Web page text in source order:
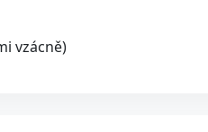
vzácně)